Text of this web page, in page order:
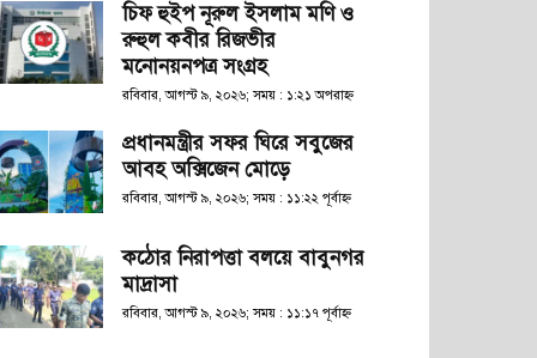
চিফ হুইপ নূরুল ইসলাম মণি ও
রুহুল কবীর রিজভীর
মনোনয়নপত্র সংগ্রহ
রবিবার, আগস্ট ৯, ২০২৬; সময় : ১:২১ অপরাহ্ণ
প্রধানমন্ত্রীর সফর ঘিরে সবুজের
আবহ অক্সিজেন মোড়ে
রবিবার, আগস্ট ৯, ২০২৬; সময় : ১১:২২ পূর্বাহ্ণ
কঠোর নিরাপত্তা বলয়ে বাবুনগর
মাদ্রাসা
রবিবার, আগস্ট ৯, ২০২৬; সময় : ১১:১৭ পূর্বাহ্ণ